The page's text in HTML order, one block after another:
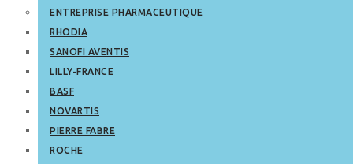
ENTREPRISE PHARMACEUTIQUE
RHODIA
SANOFI AVENTIS
LILLY-FRANCE
BASF
NOVARTIS
PIERRE FABRE
ROCHE